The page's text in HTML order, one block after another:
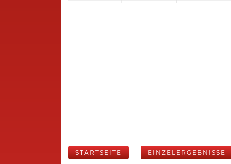
STARTSEITE EINZELERGEBNISSE